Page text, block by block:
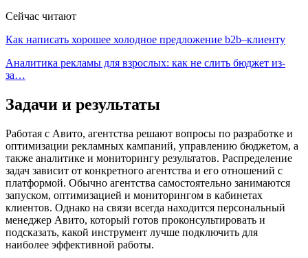
Сейчас читают
Как написать хорошее холодное предложение b2b–клиенту
Аналитика рекламы для взрослых: как не слить бюджет из-
за…
Задачи и результаты
Работая с Авито, агентства решают вопросы по разработке и
оптимизации рекламных кампаний, управлению бюджетом, а
также аналитике и мониторингу результатов. Распределение
задач зависит от конкретного агентства и его отношений с
платформой. Обычно агентства самостоятельно занимаются
запуском, оптимизацией и мониторингом в кабинетах
клиентов. Однако на связи всегда находится персональный
менеджер Авито, который готов проконсультировать и
подсказать, какой инструмент лучше подключить для
наиболее эффективной работы.